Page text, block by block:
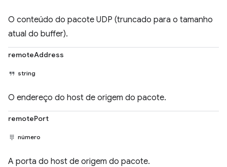
O conteúdo do pacote UDP (truncado para o tamanho
atual do buffer).
remoteAddress
string
O endereço do host de origem do pacote.
remotePort
número
A porta do host de origem do pacote.